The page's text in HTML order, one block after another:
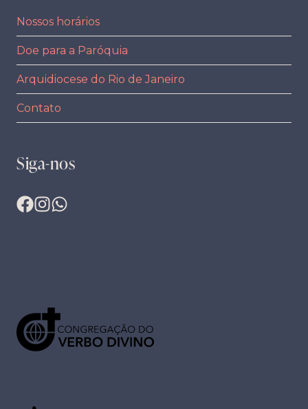
Nossos horários
Doe para a Paróquia
Arquidiocese do Rio de Janeiro
Contato
Siga-nos